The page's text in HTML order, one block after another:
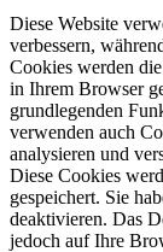
Diese Website
verbessern,
Cookies werden
in Ihrem Browser
grundlegenden
verwenden auch
analysieren und
Diese Cookies
gespeichert. Sie
deaktivieren. Das
jedoch auf Ihre